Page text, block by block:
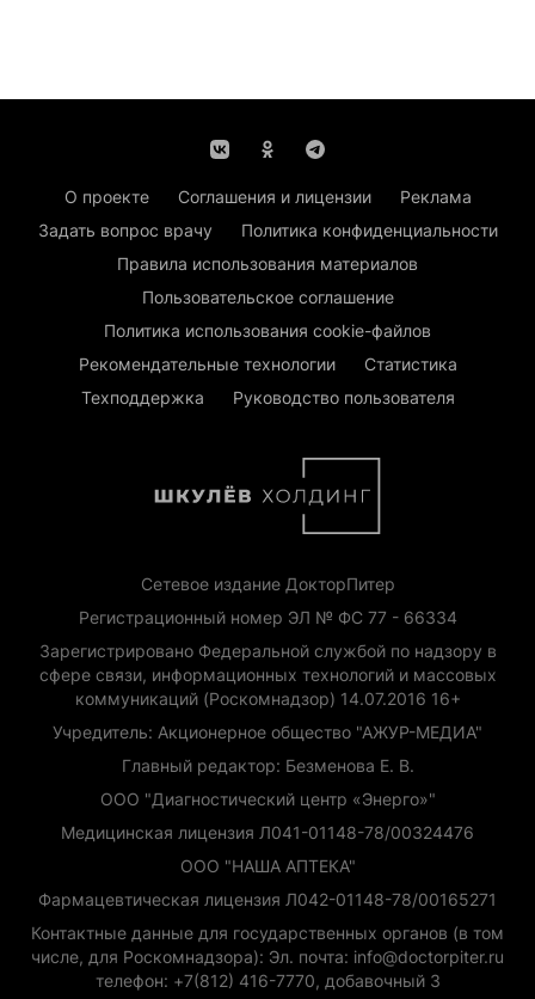
О проекте Соглашения и лицензии
Реклама
Задать вопрос врачу
Политика конфиденциальности
Правила использования материалов
Пользовательское соглашение
Политика использования cookie-файлов
Рекомендательные технологии
Статистика
Техподдержка
Руководство пользователя
Сетевое издание ДокторПитер
Регистрационный номер ЭЛ № ФС 77 - 66334
Зарегистрировано Федеральной службой по надзору в
сфере связи, информационных технологий и массовых
коммуникаций (Роскомнадзор) 14.07.2016 16+
Учредитель: Акционерное общество "АЖУР-МЕДИА"
Главный редактор: Безменова Е. В.
ООО "Диагностический центр «Энерго»"
Медицинская лицензия Л041-01148-78/00324476
ООО "НАША АПТЕКА"
Фармацевтическая лицензия Л042-01148-78/00165271
Контактные данные для государственных органов (в том
числе, для Роскомнадзора): Эл. почта: info@doctorpiter.ru
телефон: +7(812) 416-7770, добавочный 3